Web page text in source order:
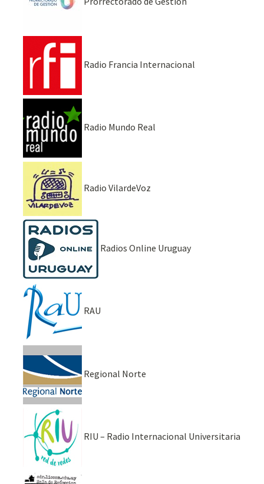
Radio Francia Internacional
Radio Mundo Real
Radio VilardeVoz
Radios Online Uruguay
RAU
Regional Norte
RIU – Radio Internacional Universitaria